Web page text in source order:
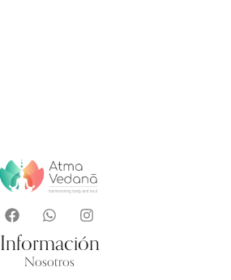
Información
Nosotros